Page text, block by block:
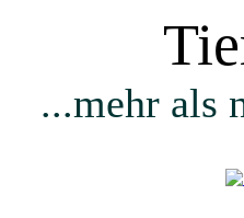
...mehr als